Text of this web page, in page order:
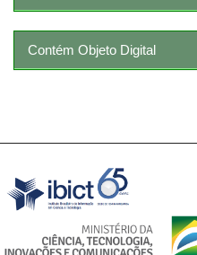
Contém Objeto Digital